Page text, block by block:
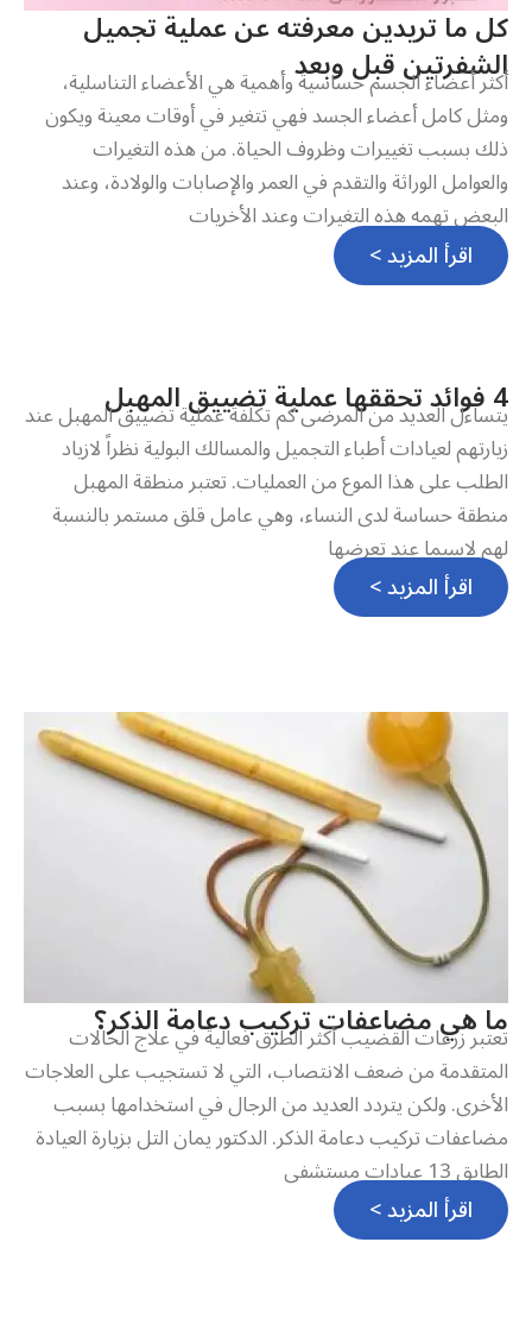
كل ما تريدين معرفته عن عملية تجميل
الشفرتين قبل وبعد
أكثر أعضاء الجسم حساسية وأهمية هي الأعضاء التناسلية،
ومثل كامل أعضاء الجسد فهي تتغير في أوقات معينة ويكون
ذلك بسبب تغييرات وظروف الحياة. من هذه التغيرات
والعوامل الوراثة والتقدم في العمر والإصابات والولادة، وعند
البعض تهمه هذه التغيرات وعند الأخريات
اقرأ المزيد >
4 فوائد تحققها عملية تضييق المهبل
يتساءل العديد من المرضى كم تكلفة عملية تضييق المهبل عند
زيارتهم لعيادات أطباء التجميل والمسالك البولية نظراً لازياد
الطلب على هذا الموع من العمليات. تعتبر منطقة المهبل
منطقة حساسة لدى النساء، وهي عامل قلق مستمر بالنسبة
لهم لاسيما عند تعرضها
اقرأ المزيد >
ما هي مضاعفات تركيب دعامة الذكر؟
تعتبر زرعات القضيب أكثر الطرق فعالية في علاج الحالات
المتقدمة من ضعف الانتصاب، التي لا تستجيب على العلاجات
الأخرى. ولكن يتردد العديد من الرجال في استخدامها بسبب
مضاعفات تركيب دعامة الذكر. الدكتور يمان التل بزيارة العيادة
الطابق 13 عيادات مستشفى
اقرأ المزيد >